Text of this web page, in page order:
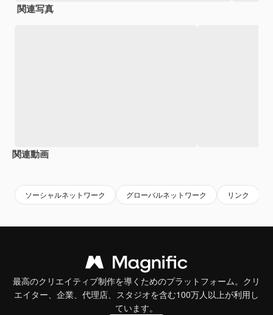
関連写真
関連動画
ソーシャルネットワーク グローバルネットワーク リンク
最高のクリエイティブ制作を導くためのプラットフォーム。クリ
エイター、企業、代理店、スタジオを含む100万人以上が利用し
ています。